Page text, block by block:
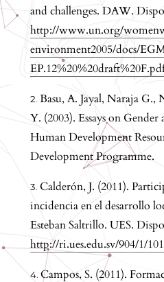
and challenges. DAW.
http://www.un.org/
environment2005/docs/
Basu, A. Jayal, Naraja
Y. (2003). Essays on
Human Development
Development Programme.
Calderón, J. (2011).
incidencia en el desarrollo
Esteban Saltrillo. UES.
http://ri.ues.edu.sv/904/1/
Campos, S. (2011).